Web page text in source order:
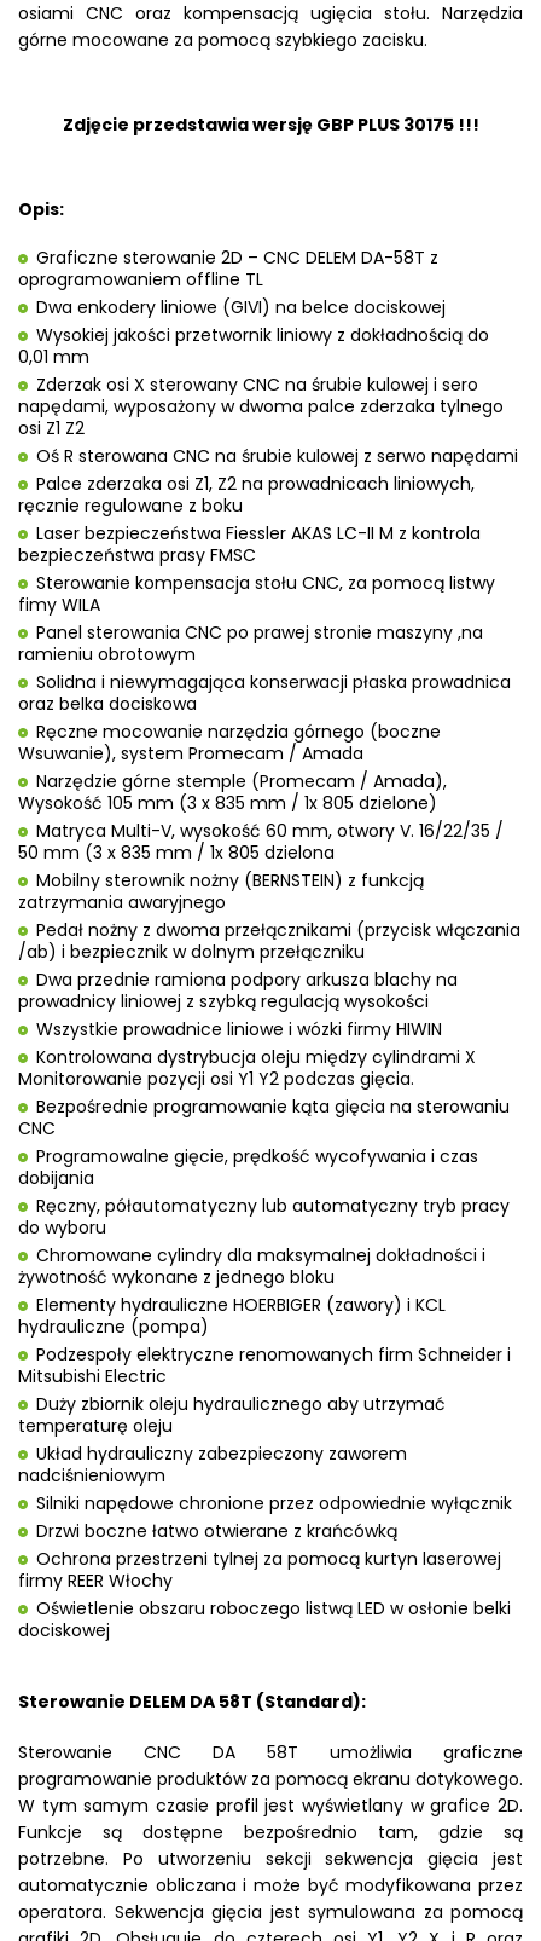
osiami CNC oraz kompensacją ugięcia stołu. Narzędzia
górne mocowane za pomocą szybkiego zacisku.
Zdjęcie przedstawia wersję GBP PLUS 30175 !!!
Opis:
Graficzne sterowanie 2D – CNC DELEM DA-58T z
oprogramowaniem offline TL
Dwa enkodery liniowe (GIVI) na belce dociskowej
Wysokiej jakości przetwornik liniowy z dokładnością do
0,01 mm
Zderzak osi X sterowany CNC na śrubie kulowej i sero
napędami, wyposażony w dwoma palce zderzaka tylnego
osi Z1 Z2
Oś R sterowana CNC na śrubie kulowej z serwo napędami
Palce zderzaka osi Z1, Z2 na prowadnicach liniowych,
ręcznie regulowane z boku
Laser bezpieczeństwa Fiessler AKAS LC-II M z kontrola
bezpieczeństwa prasy FMSC
Sterowanie kompensacja stołu CNC, za pomocą listwy
fimy WILA
Panel sterowania CNC po prawej stronie maszyny ,na
ramieniu obrotowym
Solidna i niewymagająca konserwacji płaska prowadnica
oraz belka dociskowa
Ręczne mocowanie narzędzia górnego (boczne
Wsuwanie), system Promecam / Amada
Narzędzie górne stemple (Promecam / Amada),
Wysokość 105 mm (3 x 835 mm / 1x 805 dzielone)
Matryca Multi-V, wysokość 60 mm, otwory V. 16/22/35 /
50 mm (3 x 835 mm / 1x 805 dzielona
Mobilny sterownik nożny (BERNSTEIN) z funkcją
zatrzymania awaryjnego
Pedał nożny z dwoma przełącznikami (przycisk włączania
/ab) i bezpiecznik w dolnym przełączniku
Dwa przednie ramiona podpory arkusza blachy na
prowadnicy liniowej z szybką regulacją wysokości
Wszystkie prowadnice liniowe i wózki firmy HIWIN
Kontrolowana dystrybucja oleju między cylindrami X
Monitorowanie pozycji osi Y1 Y2 podczas gięcia.
Bezpośrednie programowanie kąta gięcia na sterowaniu
CNC
Programowalne gięcie, prędkość wycofywania i czas
dobijania
Ręczny, półautomatyczny lub automatyczny tryb pracy
do wyboru
Chromowane cylindry dla maksymalnej dokładności i
żywotność wykonane z jednego bloku
Elementy hydrauliczne HOERBIGER (zawory) i KCL
hydrauliczne (pompa)
Podzespoły elektryczne renomowanych firm Schneider i
Mitsubishi Electric
Duży zbiornik oleju hydraulicznego aby utrzymać
temperaturę oleju
Układ hydrauliczny zabezpieczony zaworem
nadciśnieniowym
Silniki napędowe chronione przez odpowiednie wyłącznik
Drzwi boczne łatwo otwierane z krańcówką
Ochrona przestrzeni tylnej za pomocą kurtyn laserowej
firmy REER Włochy
Oświetlenie obszaru roboczego listwą LED w osłonie belki
dociskowej
Sterowanie DELEM DA 58T (Standard):
Sterowanie CNC DA 58T umożliwia graficzne
programowanie produktów za pomocą ekranu dotykowego.
W tym samym czasie profil jest wyświetlany w grafice 2D.
Funkcje są dostępne bezpośrednio tam, gdzie są
potrzebne. Po utworzeniu sekcji sekwencja gięcia jest
automatycznie obliczana i może być modyfikowana przez
operatora. Sekwencja gięcia jest symulowana za pomocą